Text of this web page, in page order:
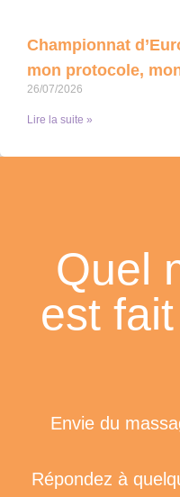
Championnat
mon protocole,
26/07/2026
Lire la suite »
Quel
est
Envie du
Répondez à